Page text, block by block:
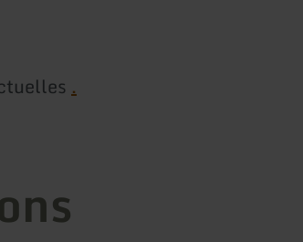
.